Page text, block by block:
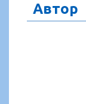
Автор